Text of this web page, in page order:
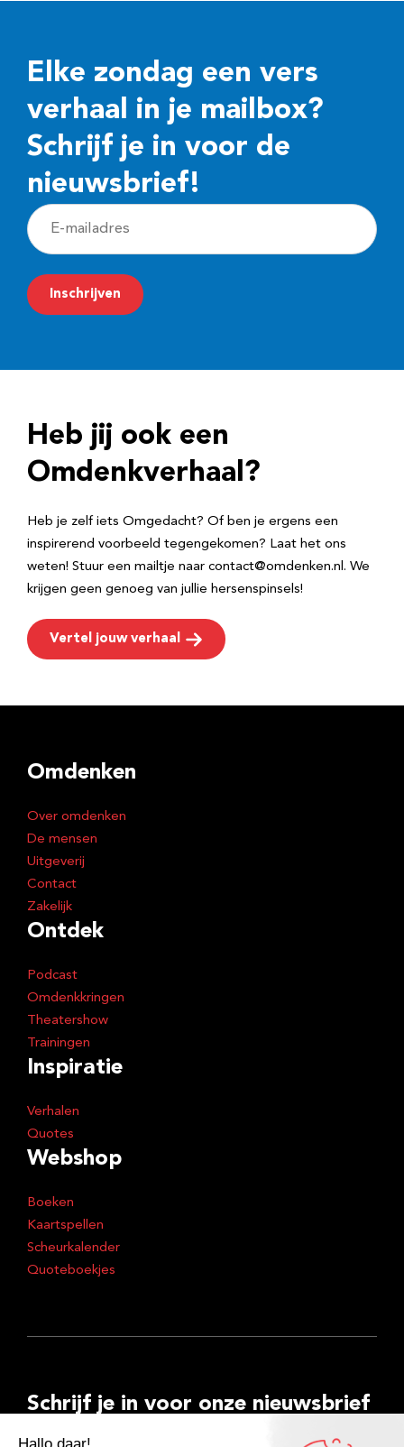
Elke zondag een vers
verhaal in je mailbox?
Schrijf je in voor de
nieuwsbrief!
E
-
m
a
r
e
Inschrijven
Heb jij ook een
Omdenkverhaal?
Heb je zelf iets Omgedacht? Of ben je ergens een
inspirerend voorbeeld tegengekomen? Laat het ons
weten! Stuur een mailtje naar contact@omdenken.nl. We
krijgen geen genoeg van jullie hersenspinsels!
Vertel jouw verhaal
Omdenken
Over omdenken
De mensen
Uitgeverij
Contact
Zakelijk
Ontdek
Podcast
Omdenkkringen
Theatershow
Trainingen
Inspiratie
Verhalen
Quotes
Webshop
Boeken
Kaartspellen
Scheurkalender
Quoteboekjes
Schrijf je in voor onze nieuwsbrief